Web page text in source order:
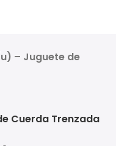
– Juguete de